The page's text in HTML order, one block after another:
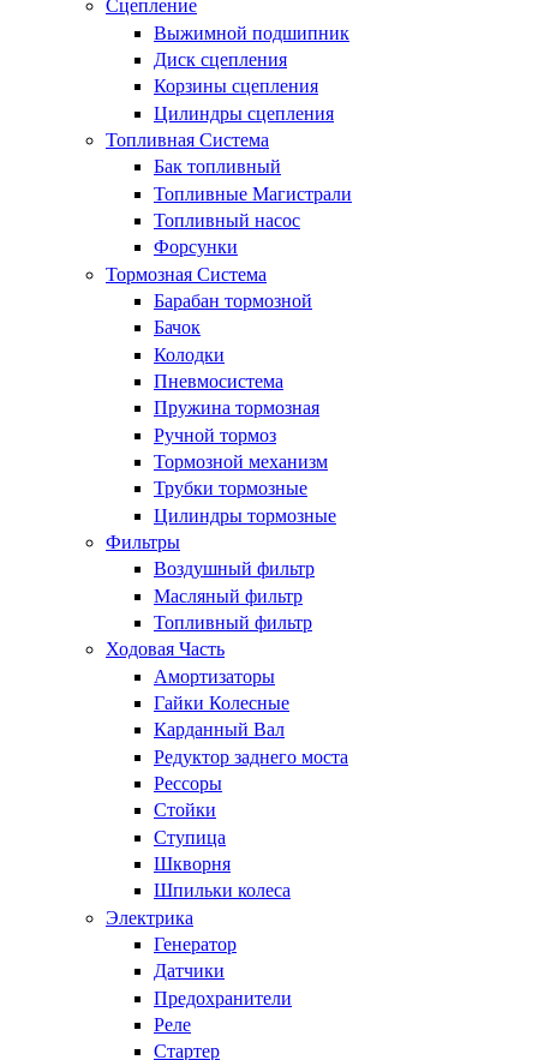
Сцепление
Выжимной подшипник
Диск сцепления
Корзины сцепления
Цилиндры сцепления
Топливная Система
Бак топливный
Топливные Магистрали
Топливный насос
Форсунки
Тормозная Система
Барабан тормозной
Бачок
Колодки
Пневмосистема
Пружина тормозная
Ручной тормоз
Тормозной механизм
Трубки тормозные
Цилиндры тормозные
Фильтры
Воздушный фильтр
Масляный фильтр
Топливный фильтр
Ходовая Часть
Амортизаторы
Гайки Колесные
Карданный Вал
Редуктор заднего моста
Рессоры
Стойки
Ступица
Шкворня
Шпильки колеса
Электрика
Генератор
Датчики
Предохранители
Реле
Стартер